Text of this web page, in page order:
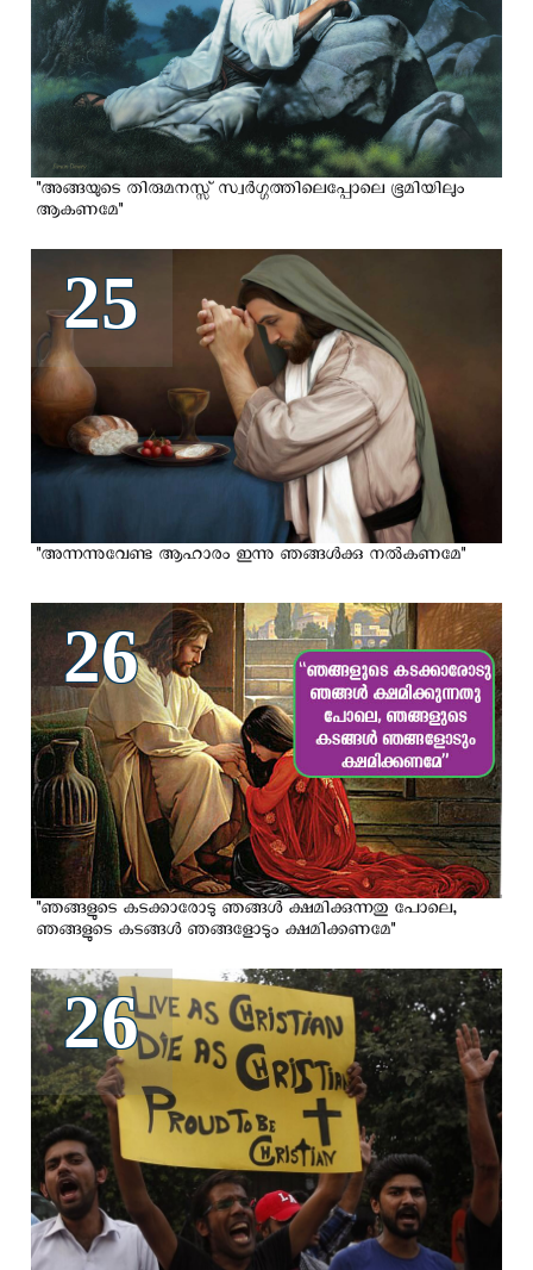
"അങ്ങയുടെ തിരുമനസ്സ് സ്വര്‍ഗ്ഗത്തിലെപ്പോലെ ഭൂമിയിലും
ആകണമേ"
25
"അന്നന്നുവേണ്ട ആഹാരം ഇന്നു ഞങ്ങള്‍ക്കു നല്‍കണമേ"
26
"ഞങ്ങളുടെ കടക്കാരോടു ഞങ്ങള്‍ ക്ഷമിക്കുന്നതു പോലെ,
ഞങ്ങളുടെ കടങ്ങള്‍ ഞങ്ങളോടും ക്ഷമിക്കണമേ"
26